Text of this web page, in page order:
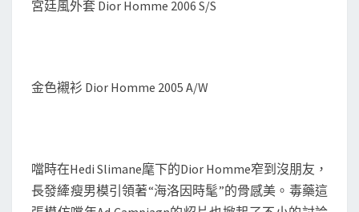
宮廷風外套 Dior Homme 2006 S/S
金色襯衫 Dior Homme 2005 A/W
噹時在Hedi Slimane麾下的Dior Homme窄到沒朋友，
長發縴瘦男模引領著“海洛因時髦”的骨感美。毒藥這